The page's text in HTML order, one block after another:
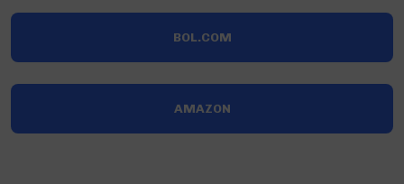
BOL.COM
AMAZON